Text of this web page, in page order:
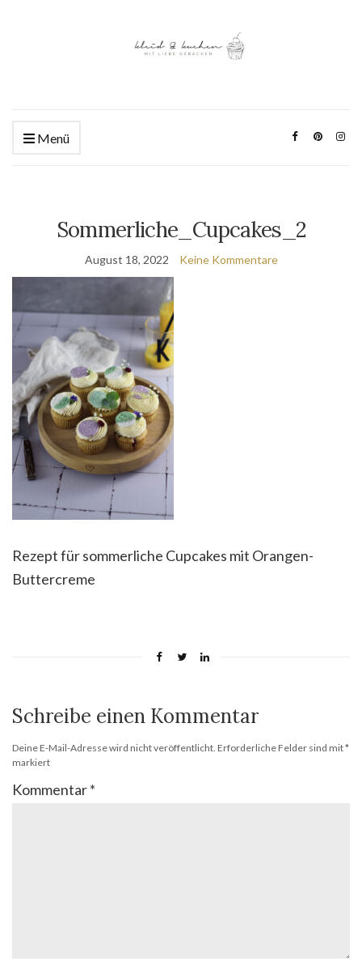
Menü
Sommerliche_Cupcakes_2
August 18, 2022 Keine Kommentare
Rezept für sommerliche Cupcakes mit Orangen-
Buttercreme
Schreibe einen Kommentar
Deine E-Mail-Adresse wird nicht veröffentlicht. Erforderliche Felder sind mit*
markiert
Kommentar*